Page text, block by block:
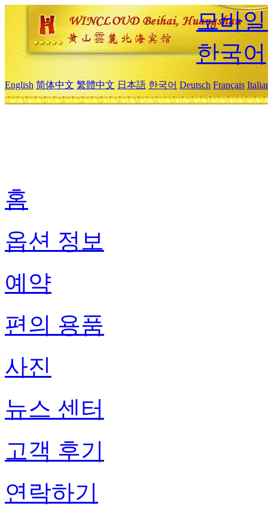
모바
한국어
English 简体中文 繁體中文 日本語 한국어 Deutsch Français
홈
옵션 정보
예약
편의 용품
사진
뉴스 센터
고객 후기
연락하기